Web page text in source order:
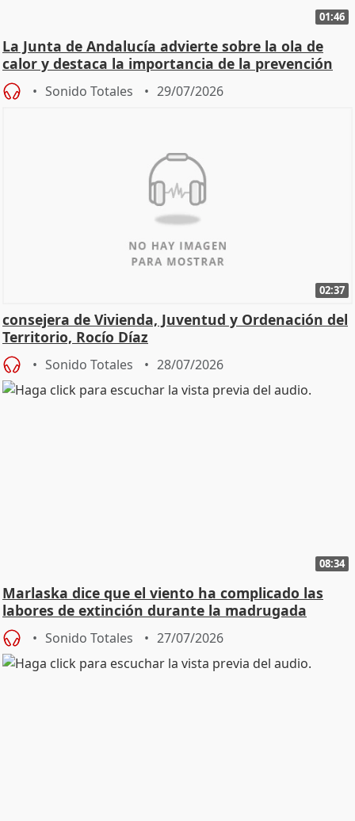
01:46
La Junta de Andalucía advierte sobre la ola de
calor y destaca la importancia de la prevención
Sonido Totales 29/07/2026
02:37
consejera de Vivienda, Juventud y Ordenación del
Territorio, Rocío Díaz
Sonido Totales 28/07/2026
08:34
Marlaska dice que el viento ha complicado las
labores de extinción durante la madrugada
Sonido Totales 27/07/2026